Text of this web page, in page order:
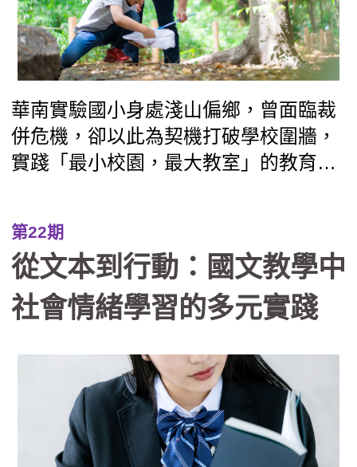
華南實驗國小身處淺山偏鄉，曾面臨裁
併危機，卻以此為契機打破學校圍牆，
實踐「最小校園，最大教室」的教育理
學生經歷「把地方當教材」、「把地方
當關係」到「為地方採取行動」的三段
思維轉折。 透過四季課程——秋季
山野淬鍊、冬季走讀踏查、春季服務旅
林守護、產業踏查走向跨縣市服務學習
與公民倡議。在行政團隊轉化為「課程
鷹架」的支持下，戶外教育不再只是走
馬看花，而是成為連結世代與地方的溫
第22期
從文本到行動：國文教學中
社會情緒學習的多元實踐